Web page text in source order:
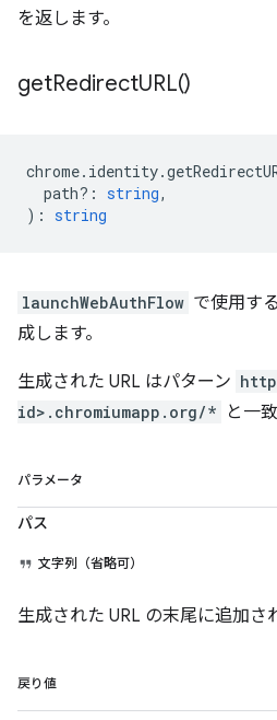
を返します。
getRedirectURL()
chrome. identity.
path? : string,
) : string
launchWebAuthFlow で使用す
成します。
生成された URL はパターン
id>.chromiumapp.org/*
と一
パラメータ
パス
文字列（省略可）
生成された URL の末尾に追加さ
戻り値